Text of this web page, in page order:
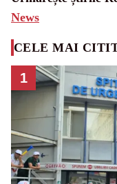
News
CELE MAI
1